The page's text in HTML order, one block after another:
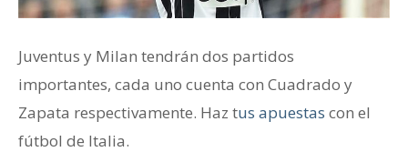
Juventus y Milan tendrán dos partidos
importantes, cada uno cuenta con Cuadrado y
Zapata respectivamente. Haz tus apuestas con el
fútbol de Italia.